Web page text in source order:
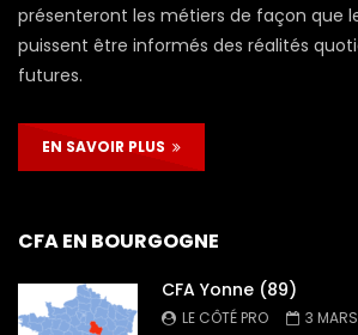
présenteront les métiers de façon que
puissent être informés des réalités
futures.
EN SAVOIR PLUS
CFA EN BOURGOGNE
CFA Yonne (89)
LE CÔTÉ PRO 3